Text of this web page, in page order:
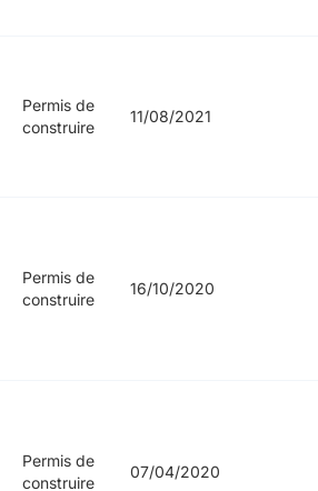
Permis de
construire
11/08/2021
Permis de
construire
16/10/2020
Permis de
construire
07/04/2020